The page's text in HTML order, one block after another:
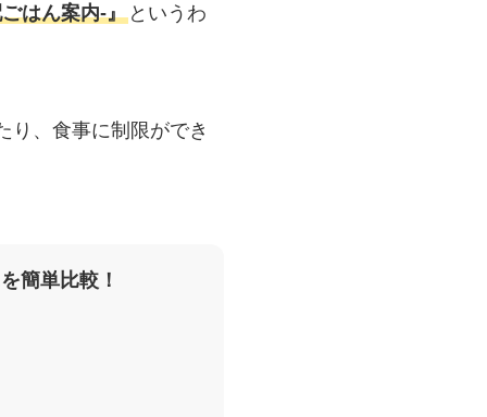
はん案内‐』 というわ
り、食事に制限ができ
簡単比較！